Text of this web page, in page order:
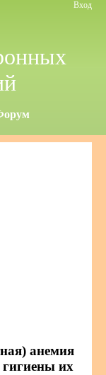
Вход
анемия
гигиены их